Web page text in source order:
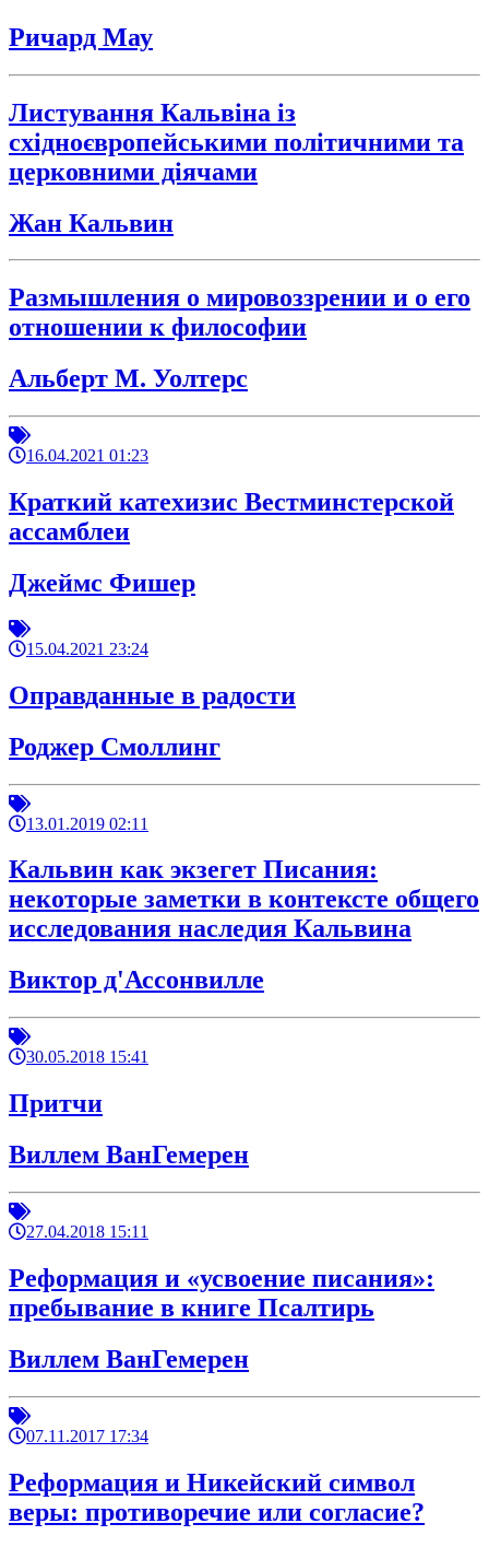
Ричард Мау
Листування Кальвіна із
східноєвропейськими політичними та
церковними діячами
Жан Кальвин
Размышления о мировоззрении и о его
отношении к философии
Альберт М. Уолтерс
16.04.2021 01:23
Краткий катехизис Вестминстерской
ассамблеи
Джеймс Фишер
15.04.2021 23:24
Оправданные в радости
Роджер Смоллинг
13.01.2019 02:11
Кальвин как экзегет Писания:
некоторые заметки в контексте общего
исследования наследия Кальвина
Виктор д'Ассонвилле
30.05.2018 15:41
Притчи
Виллем ВанГемерен
27.04.2018 15:11
Реформация и «усвоение писания»:
пребывание в книге Псалтирь
Виллем ВанГемерен
07.11.2017 17:34
Реформация и Никейский символ
веры: противоречие или согласие?